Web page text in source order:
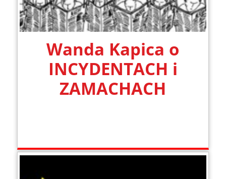
Wanda Kapica o
INCYDENTACH i
ZAMACHACH